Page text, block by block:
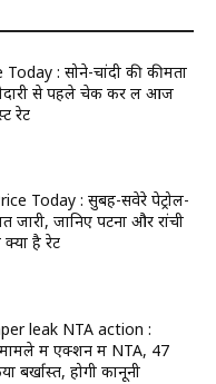
: सोने-चांदी की कीमतों
से पहले चेक कर लें आज
रेट
Today : सुबह-सवेरे पेट्रोल-
जारी, जानिए पटना और रांची
है रेट
leak NTA action :
में एक्शन में NTA, 47
बर्खास्त, होगी कानूनी